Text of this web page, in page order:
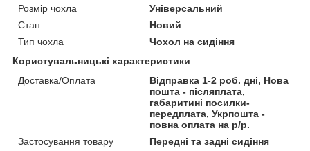
Розмір чохла
Універсальний
Стан
Новий
Тип чохла
Чохол на сидіння
Користувальницькі характеристики
Доставка/Оплата
Відправка 1-2 роб. дні, Нова
пошта - післяплата,
габаритині посилки-
передплата, Укрпошта -
повна оплата на р/р.
Застосування товару
Передні та задні сидіння